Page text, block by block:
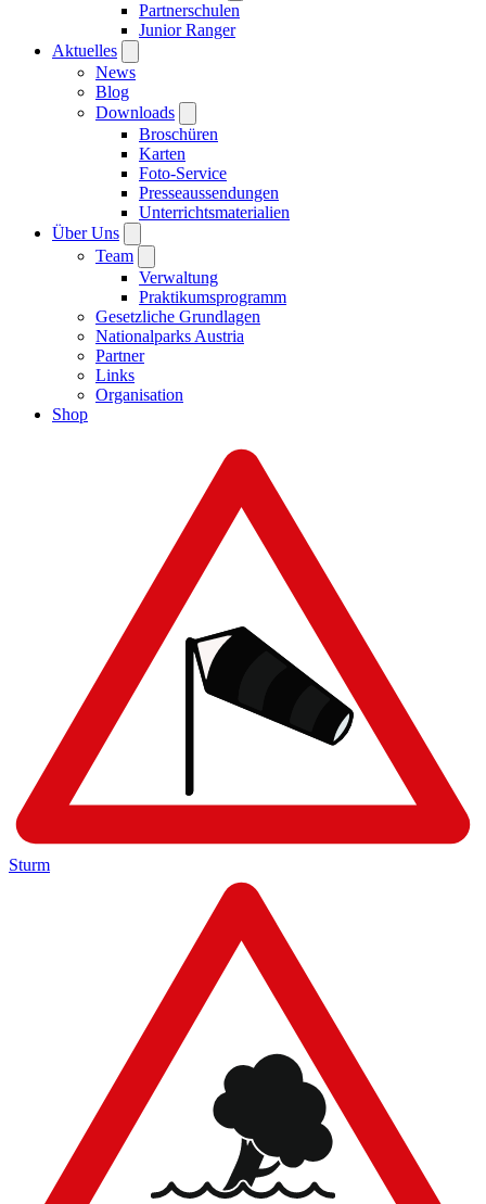
Partnerschulen
Junior Ranger
Aktuelles
News
Blog
Downloads
Broschüren
Karten
Foto-Service
Presseaussendungen
Unterrichtsmaterialien
Über Uns
Team
Verwaltung
Praktikumsprogramm
Gesetzliche Grundlagen
Nationalparks Austria
Partner
Links
Organisation
Shop
Sturm